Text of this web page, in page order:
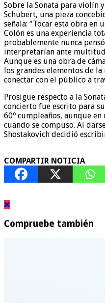
Sobre la Sonata para violín
Schubert, una pieza
señala: “Tocar esta obra en
Colón es una experiencia
probablemente nunca
interpretarían ante
Aunque es una obra de
los grandes elementos de
conectar con el público a
Prosigue respecto a la
concierto fue escrito para
60º cumpleaños, aunque
cuando se compuso. Al
Shostakovich decidió
COMPARTIR NOTICIA
Compruebe también